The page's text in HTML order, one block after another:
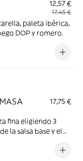
12,57 €
17,45 €
paleta ibérica,
DOP y romero.
17,75 €
fina eligiendo 3
la salsa base y el